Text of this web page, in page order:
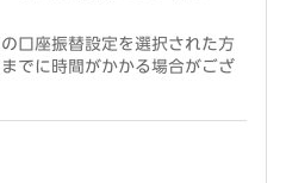
口座振替設定を選択された方
でに時間がかかる場合がござ